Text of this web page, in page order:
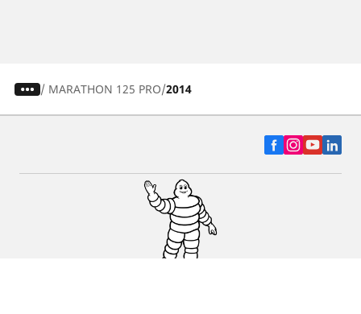
/ MARATHON 125 PRO 2014